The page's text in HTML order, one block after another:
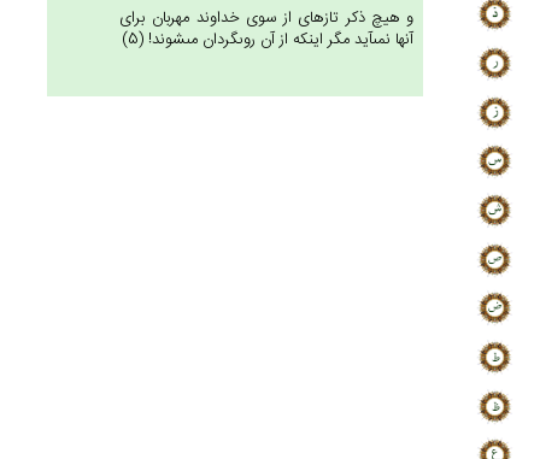
و هيچ ذكر تازه‏اى از سوى خداوند مهربان براى
آنها نمى‏آيد مگر اينكه از آن روى‏گردان مى‏شوند! (5)